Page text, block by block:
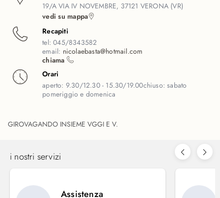
19/A VIA IV NOVEMBRE, 37121 VERONA (VR)
vedi su mappa
Recapiti
tel:045/8343582
email: nicolaebasta@hotmail.com
chiama
Orari
aperto: 9.30/12.30 - 15.30/19.00chiuso:sabato
pomeriggio e domenica
GIROVAGANDO INSIEME VGGI E V.
i nostri servizi
Assistenza